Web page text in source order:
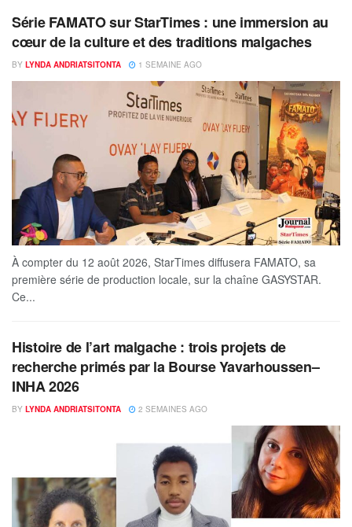
Série FAMATO sur StarTimes : une immersion au
cœur de la culture et des traditions malgaches
BY LYNDA ANDRIATSITONTA 1 SEMAINE AGO
À compter du 12 août 2026, StarTimes diffusera FAMATO, sa
première série de production locale, sur la chaîne GASYSTAR.
Ce...
Histoire de l’art malgache : trois projets de
recherche primés par la Bourse Yavarhoussen–
INHA 2026
BY LYNDA ANDRIATSITONTA 2 SEMAINES AGO